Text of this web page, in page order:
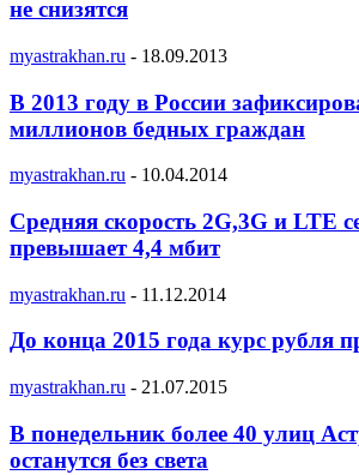
не снизятся
myastrakhan.ru - 18.09.2013
В 2013 году в России
миллионов бедных граждан
myastrakhan.ru - 10.04.2014
Средняя скорость 2G,3G и LTE
превышает 4,4 мбит
myastrakhan.ru - 11.12.2014
До конца 2015 года курс рубля
myastrakhan.ru - 21.07.2015
В понедельник более 40 улиц
останутся без света